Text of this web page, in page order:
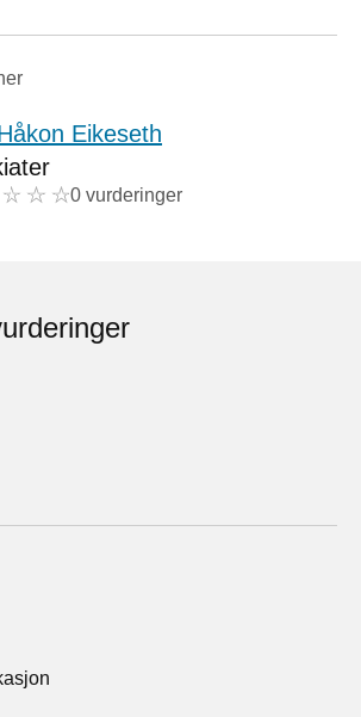
Eikeseth
0 vurderinger